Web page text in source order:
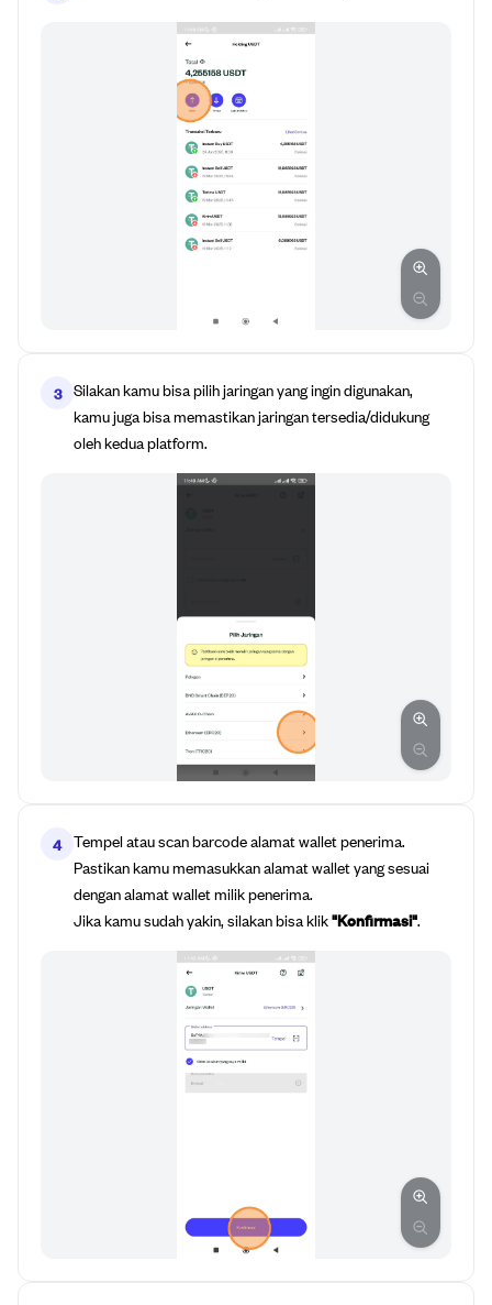
3 Silakan kamu bisa pilih jaringan yang ingin digunakan,
kamu juga bisa memastikan jaringan tersedia/didukung
oleh kedua platform.
4 Tempel atau scan barcode alamat wallet penerima.
Pastikan kamu memasukkan alamat wallet yang sesuai
dengan alamat wallet milik penerima.
Jika kamu sudah yakin, silakan bisa klik"Konfirmasi".